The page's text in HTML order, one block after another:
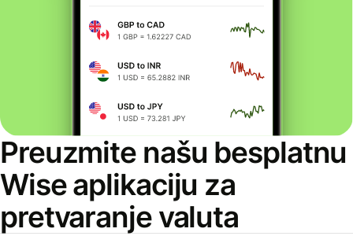
Preuzmite našu besplatnu
Wise aplikaciju za
pretvaranje valuta